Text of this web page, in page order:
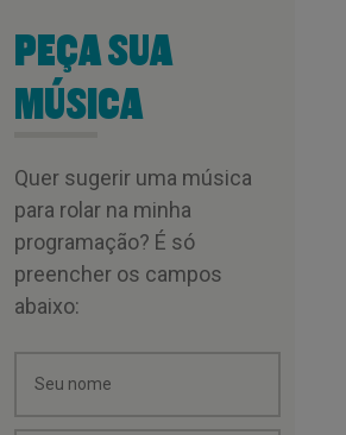
PEÇA SUA
MÚSICA
Quer sugerir uma música
para rolar na minha
programação? É só
preencher os campos
abaixo: